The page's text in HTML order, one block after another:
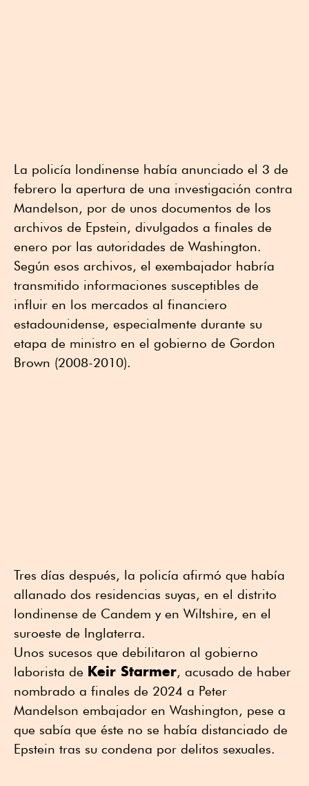
La policía londinense había anunciado el 3 de
febrero la apertura de una investigación contra
Mandelson, por de unos documentos de los
archivos de Epstein, divulgados a finales de
enero por las autoridades de Washington.
Según esos archivos, el exembajador habría
transmitido informaciones susceptibles de
influir en los mercados al financiero
estadounidense, especialmente durante su
etapa de ministro en el gobierno de Gordon
Brown (2008-2010).
Tres días después, la policía afirmó que había
allanado dos residencias suyas, en el distrito
londinense de Candem y en Wiltshire, en el
suroeste de Inglaterra.
Unos sucesos que debilitaron al gobierno
laborista de Keir Starmer, acusado de haber
nombrado a finales de 2024 a Peter
Mandelson embajador en Washington, pese a
que sabía que éste no se había distanciado de
Epstein tras su condena por delitos sexuales.